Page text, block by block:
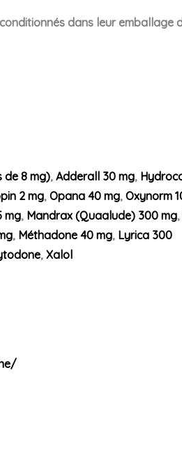
dans leur emballage
de 8 mg), Adderall 30 mg,
2 mg, Opana 40 mg, Oxynorm
mg, Mandrax (Quaalude) 300 mg,
, Méthadone 40 mg, Lyrica 300
, Xalol